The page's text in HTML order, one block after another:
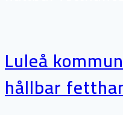
Luleå
hållbar